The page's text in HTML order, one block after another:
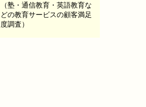
（塾・通信教育・英語教育な
どの教育サービスの顧客満足
度調査）